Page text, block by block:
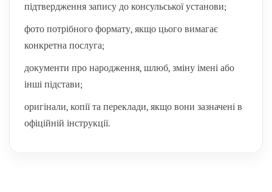
підтвердження запису до консульської установи;
фото потрібного формату, якщо цього вимагає
конкретна послуга;
документи про народження, шлюб, зміну імені або
інші підстави;
оригінали, копії та переклади, якщо вони зазначені в
офіційній інструкції.